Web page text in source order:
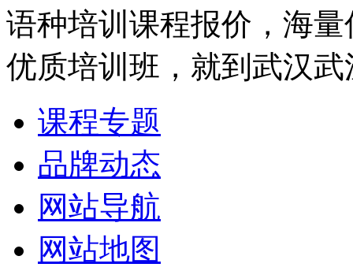
语种培训课程报价，海
优质培训班，就到武汉
课程专题
品牌动态
网站导航
网站地图